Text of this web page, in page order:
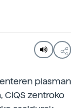
plasman
CiQS zentroko